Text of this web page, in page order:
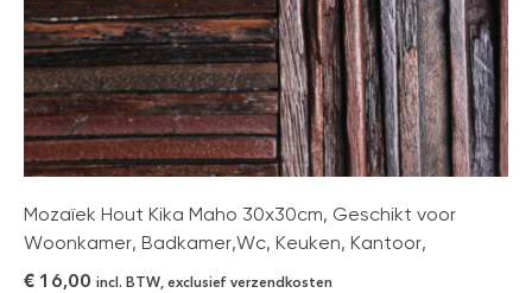
Mozaïek Hout Kika Maho 30x30cm, Geschikt voor
Woonkamer, Badkamer,Wc, Keuken, Kantoor,
€ 16,00 incl. BTW, exclusief verzendkosten